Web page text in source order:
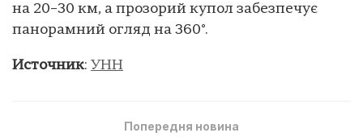
на 20–30 км, а прозорий купол забезпечує
панорамний огляд на 360°.
Источник: УНН
Попередня новина